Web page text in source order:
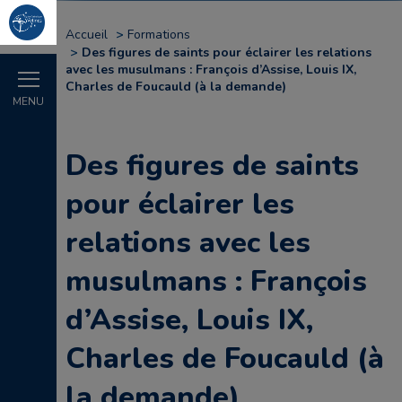
MENU
Accueil
Formations
Des figures de saints pour éclairer les relations
avec les musulmans : François d’Assise, Louis IX,
Charles de Foucauld (à la demande)
Des figures de saints
pour éclairer les
relations avec les
musulmans : François
d’Assise, Louis IX,
Charles de Foucauld (à